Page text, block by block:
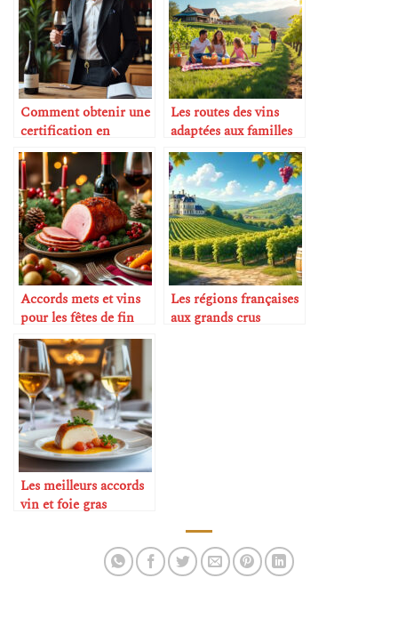
Comment obtenir une
certification en
sommellerie
Les routes des vins
adaptées aux familles
avec enfants
Accords mets et vins
pour les fêtes de fin
d’année
Les régions françaises
aux grands crus
Les meilleurs accords
vin et foie gras